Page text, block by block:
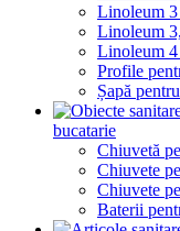
Linoleum
Linoleum
Linoleum
Profile
Șapă
bucatarie
Chiuvetă
Chiuvete
Chiuvete
Baterii